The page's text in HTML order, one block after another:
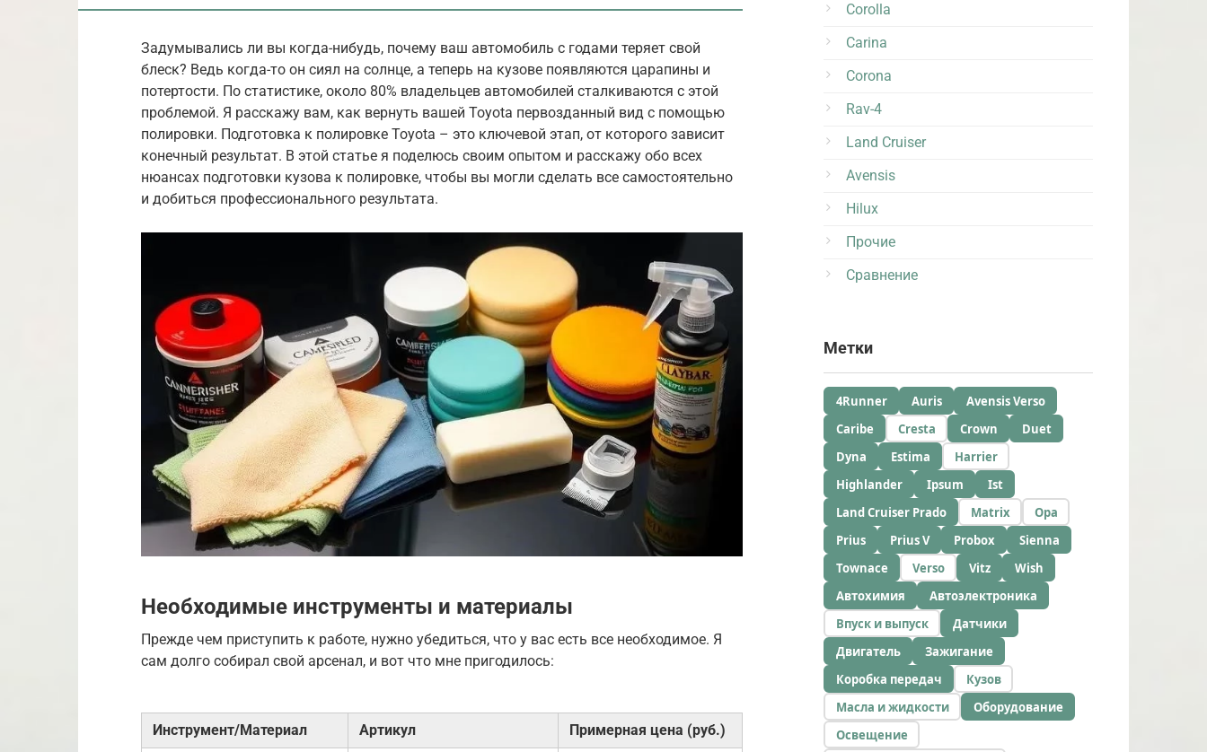
Задумывались ли вы когда-нибудь, почему ваш автомобиль с годами теряет свой
блеск? Ведь когда-то он сиял на солнце, а теперь на кузове появляются царапины и
потертости. По статистике, около 80% владельцев автомобилей сталкиваются с этой
проблемой. Я расскажу вам, как вернуть вашей Toyota первозданный вид с помощью
полировки. Подготовка к полировке Toyota – это ключевой этап, от которого зависит
конечный результат. В этой статье я поделюсь своим опытом и расскажу обо всех
нюансах подготовки кузова к полировке, чтобы вы могли сделать все самостоятельно
и добиться профессионального результата.
Необходимые инструменты и материалы
Прежде чем приступить к работе, нужно убедиться, что у вас есть все необходимое. Я
сам долго собирал свой арсенал, и вот что мне пригодилось:
Инструмент/Материал Артикул Примерная цена (руб.)
Corolla
Carina
Corona
Rav-4
Land Cruiser
Avensis
Hilux
Прочие
Сравнение
Метки
4Runner Auris
Avensis Verso
Caribe
Cresta Crown
Duet
Dyna
Estima
Harrier
Highlander
Ipsum
Ist
Land Cruiser Prado
Matrix
Opa
Prius
Prius V Probox
Sienna
Townace
Verso Vitz
Wish
Автохимия
Автоэлектроника
Впуск и выпуск
Датчики
Двигатель
Зажигание
Коробка передач
Кузов
Масла и жидкости
Оборудование
Освещение